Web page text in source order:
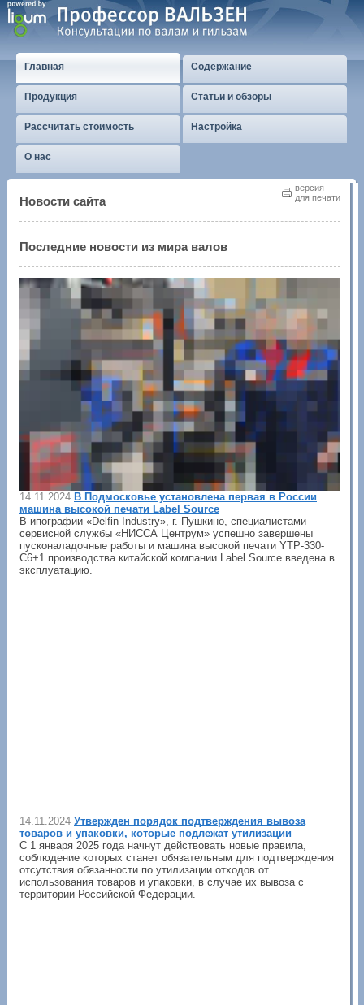
Главная Содержание
Продукция Статьи и обзоры
Рассчитать стоимость Настройка
О нас
версия
для печати
Новости сайта
Последние новости из мира валов
14.11.2024 В Подмосковье установлена первая в России
машина высокой печати Label Source
В ипографии «Delfin Industry», г. Пушкино, специалистами
сервисной службы «НИССА Центрум» успешно завершены
пусконаладочные работы и машина высокой печати YTP-330-
C6+1 производства китайской компании Label Source введена в
эксплуатацию.
14.11.2024 Утвержден порядок подтверждения вывоза
товаров и упаковки, которые подлежат утилизации
С 1 января 2025 года начнут действовать новые правила,
соблюдение которых станет обязательным для подтверждения
отсутствия обязанности по утилизации отходов от
использования товаров и упаковки, в случае их вывоза с
территории Российской Федерации.